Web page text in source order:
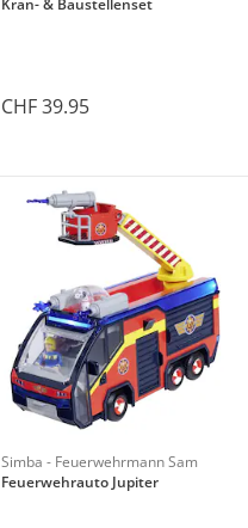
CHF 39.95
Simba - Feuerwehrmann Sam
Feuerwehrauto Jupiter